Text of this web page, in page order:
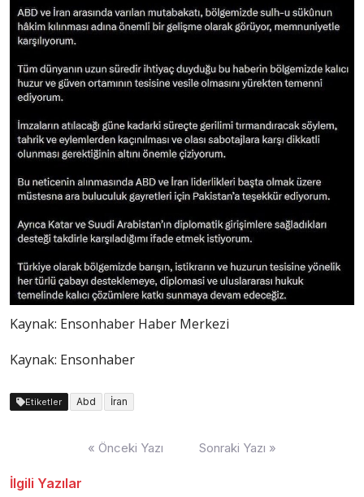
Kaynak: Ensonhaber Haber Merkezi
Kaynak: Ensonhaber
Etiketler Abd İran
« Önceki Yazı Sonraki Yazı »
İlgili Yazılar